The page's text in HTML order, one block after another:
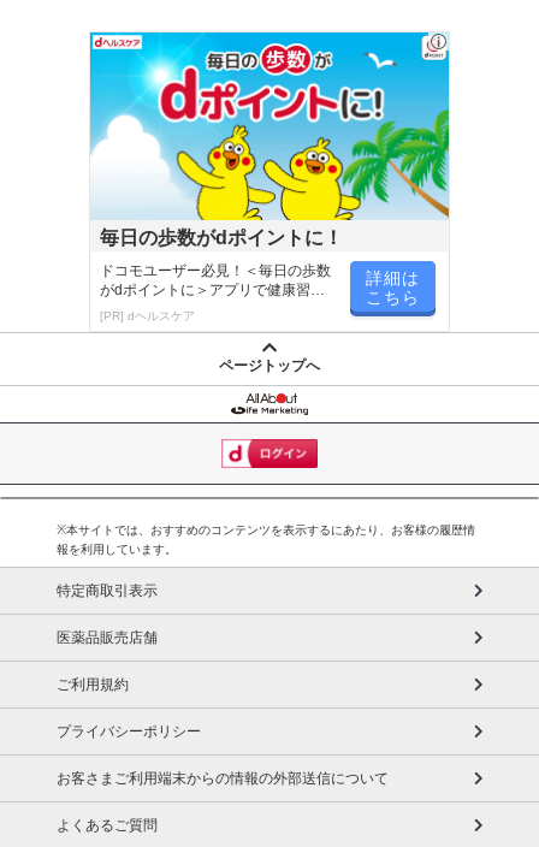
毎日の歩数がdポイントに！
ドコモユーザー必見！＜毎日の歩数
がdポイントに＞アプリで健康習慣
が楽しく続く
[PR] dヘルスケア
詳細は
こちら
ページトップへ
※本サイトでは、おすすめのコンテンツを表示するにあたり、お客様の履歴情
報を利用しています。
特定商取引表示
医薬品販売店舗
ご利用規約
プライバシーポリシー
お客さまご利用端末からの情報の外部送信について
よくあるご質問